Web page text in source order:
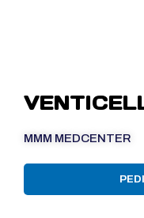
MMM MEDCENTER